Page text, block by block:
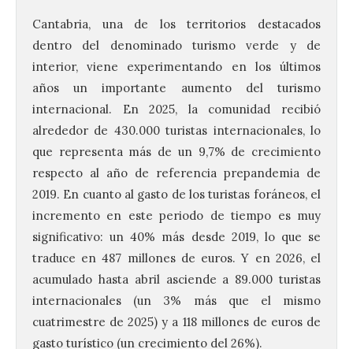
Cantabria, una de los territorios destacados
dentro del denominado turismo verde y de
interior, viene experimentando en los últimos
años un importante aumento del turismo
internacional. En 2025, la comunidad recibió
alrededor de 430.000 turistas internacionales, lo
que representa más de un 9,7% de crecimiento
respecto al año de referencia prepandemia de
2019. En cuanto al gasto de los turistas foráneos, el
incremento en este periodo de tiempo es muy
significativo: un 40% más desde 2019, lo que se
traduce en 487 millones de euros. Y en 2026, el
acumulado hasta abril asciende a 89.000 turistas
internacionales (un 3% más que el mismo
cuatrimestre de 2025) y a 118 millones de euros de
gasto turístico (un crecimiento del 26%).
UPL insta a la Junta a
actuar para salvar el
castillo del Asmesnal, un
BIC en estado de ruina
7 Ago 2026